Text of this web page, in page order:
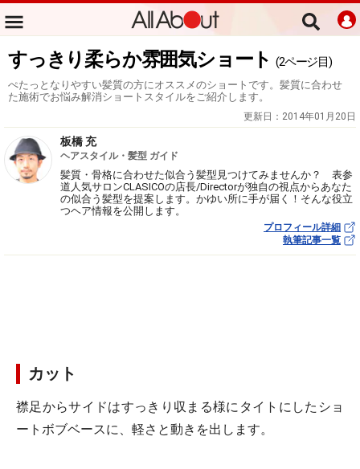
すっきり柔らか雰囲気ショート (2ページ目)
ぺたっとなりやすい髪質の方にオススメのショートです。髪質に合わせ
た施術でお悩み解消ショートスタイルをご紹介します。
更新日： 2014年01月20日
板橋 充
ヘアスタイル・髪型 ガイド
髪質・骨格に合わせた似合う髪型見つけてみませんか？ 表参
道人気サロンCLASICOの店長/Directorが独自の視点からあなた
の似合う髪型を提案します。かゆい所に手が届く！そんな役立
つヘア情報を公開します。
プロフィール詳細
執筆記事一覧
カット
襟足からサイドはすっきり収まる様にタイトにしたショ
ートボブベースに、軽さと動きを出します。